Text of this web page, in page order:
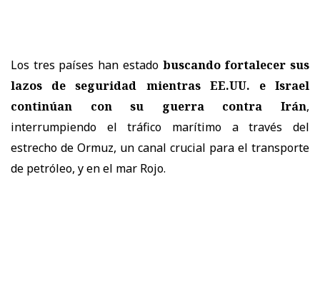
Los tres países han estado buscando fortalecer sus
lazos de seguridad mientras EE.UU. e Israel
continúan con su guerra contra Irán,
interrumpiendo el tráfico marítimo a través del
estrecho de Ormuz, un canal crucial para el transporte
de petróleo, y en el mar Rojo.